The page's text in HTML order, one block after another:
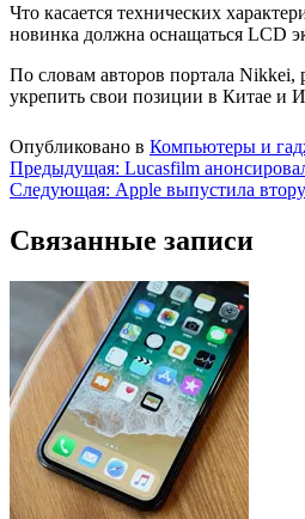
Что касается технических
новинка должна оснащаться LCD
По словам авторов портала Nikkei,
укрепить свои позиции в Китае и
Опубликовано в Компьютеры и
Навигация
по
записям
Предыдущая: Lucasfilm
Следующая: Apple выпустила
Связанные записи